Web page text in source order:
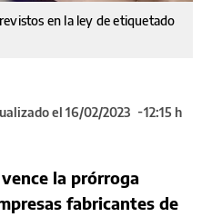
en la ley de etiquetado
el 16/02/2023
12:15 h
la prórroga
fabricantes de